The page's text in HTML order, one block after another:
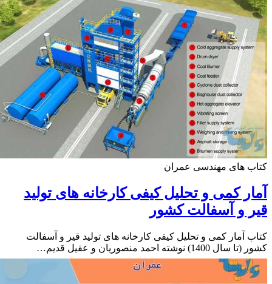
های مهندسی عمران
کمی و تحلیل کیفی کارخانه های تولید
و آسفالت کشور
آمار کمی و تحلیل کیفی کارخانه های تولید قیر و آسفالت
نوشته احمد منصوریان و عقیل قدیم…